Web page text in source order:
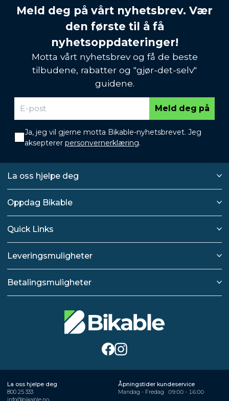
Meld deg på vårt nyhetsbrev. Vær
den første til å få
nyhetsoppdateringer!
Motta vårt nyhetsbrev og få de beste
tilbudene, rabatter og "gjør-det-selv"
guidene.
Meld deg på
Ja, jeg vil gjerne motta Bikable-nyhetsbrevet. Jeg
aksepterer personvernerklæring.
La oss hjelpe deg
Oppdag Bikable
Quick Links
Leveringsmuligheter
Betalingsmuligheter
La oss hjelpe deg
800 25 333
Åpningstider kundeservice
Mandag - Fredag
09:00 - 16:00